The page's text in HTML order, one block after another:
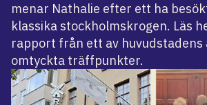
menar Nathalie efter ett ha
klassika stockholmskrogen. Läs
rapport från ett av huvudstadens
omtyckta träffpunkter.